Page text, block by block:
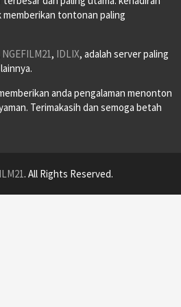
tontonan paling
NGEFILM21, IDLIX, adalah server paling
anda pengalaman menonton
Terimakasih dan semoga betah
. All Rights Reserved.